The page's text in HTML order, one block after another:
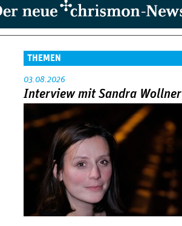
THEMEN
03.08.2026
Interview mit Sandra Wollner